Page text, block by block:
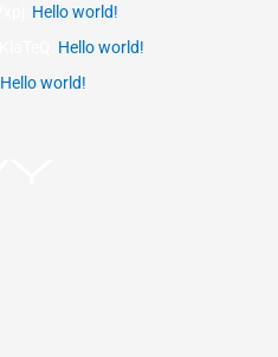
Hello world!
Hello world!
Hello world!